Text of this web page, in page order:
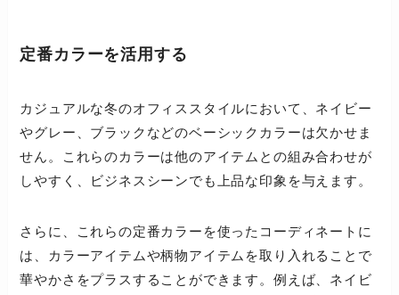
定番カラーを活用する
カジュアルな冬のオフィススタイルにおいて、ネイビー
やグレー、ブラックなどのベーシックカラーは欠かせま
せん。これらのカラーは他のアイテムとの組み合わせが
しやすく、ビジネスシーンでも上品な印象を与えます。
さらに、これらの定番カラーを使ったコーディネートに
は、カラーアイテムや柄物アイテムを取り入れることで
華やかさをプラスすることができます。例えば、ネイビ